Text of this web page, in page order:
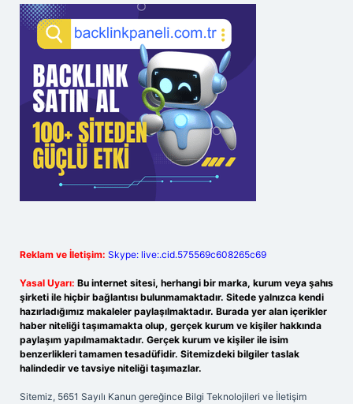
Reklam ve İletişim: Skype: live:.cid.575569c608265c69
Yasal Uyarı: Bu internet sitesi, herhangi bir marka, kurum veya şahıs
şirketi ile hiçbir bağlantısı bulunmamaktadır. Sitede yalnızca kendi
hazırladığımız makaleler paylaşılmaktadır. Burada yer alan içerikler
haber niteliği taşımamakta olup, gerçek kurum ve kişiler hakkında
paylaşım yapılmamaktadır. Gerçek kurum ve kişiler ile isim
benzerlikleri tamamen tesadüfidir. Sitemizdeki bilgiler taslak
halindedir ve tavsiye niteliği taşımazlar.
Sitemiz, 5651 Sayılı Kanun gereğince Bilgi Teknolojileri ve İletişim